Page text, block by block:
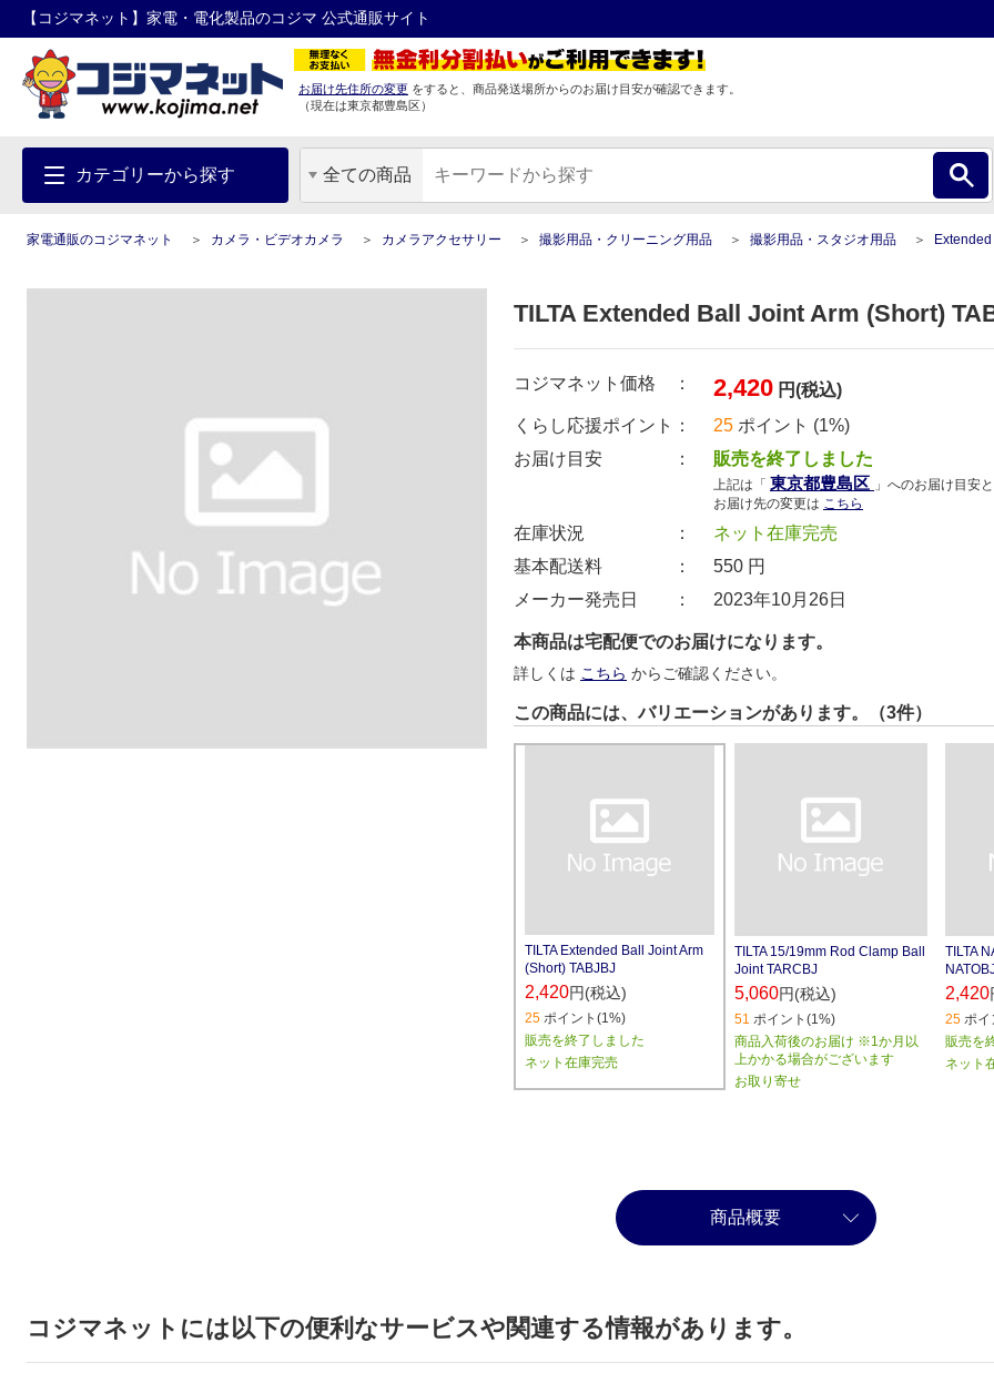
【コジマネット】家電・電化製品のコジマ 公式通販サイト
お届け先住所の変更 をすると、商品発送場所からのお届け目安が確認できます。
（現在は東京都豊島区）
カテゴリーから探す 全ての商品
家電通販のコジマネット カメラ・ビデオカメラ カメラアクセサリー 撮影用品・クリーニング用品 撮影用品・スタジオ用品 Extended Ball Joint
TILTA Extended Ball Joint Arm (Short)
コジマネット価格 ： 2,420 円(税込)
くらし応援ポイント：
25 ポイント (1%)
お届け目安 ：
販売を終了しました
上記は「 東京都豊島区 」へのお届け目安
お届け先の変更は こちら
在庫状況 ：
ネット在庫完売
基本配送料 ：
550 円
メーカー発売日 ：
2023年10月26日
本商品は宅配便でのお届けになります。
詳しくは こちら からご確認ください。
この商品には、バリエーションがあります。（3件）
TILTA Extended Ball Joint Arm
(Short) TABJBJ
2,420円(税込)
25 ポイント(1%)
販売を終了しました
ネット在庫完売
TILTA 15/19mm Rod Clamp Ball
Joint TARCBJ
5,060円(税込)
51 ポイント(1%)
商品入荷後のお届け ※1か月以
上かかる場合がございます
お取り寄せ
TILTA
2,420
25 ポイ
販売を
ネット
商品概要
コジマネットには以下の便利なサービスや関連する情報があります。